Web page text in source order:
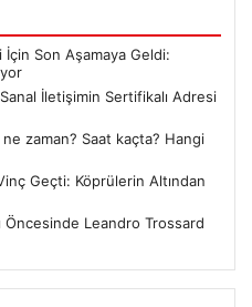
Son Aşamaya Geldi:
İletişimin Sertifikalı Adresi
zaman? Saat kaçta? Hangi
Geçti: Köprülerin Altından
Öncesinde Leandro Trossard